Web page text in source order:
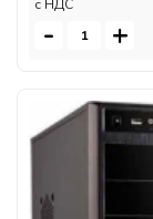
c НДС
- +